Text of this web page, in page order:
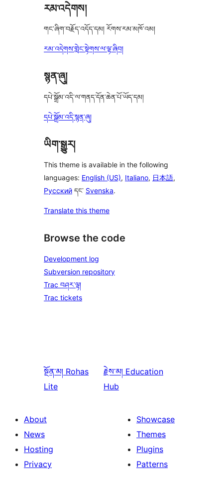
རམ་འདེགས།
གང་ཞིག་བརྗོད་འདོད་དམ། རོགས་རམ་མཁོ་འམ།
རམ་འདེགས་གླེང་སྟེགས་ལ་ལྟ་ཞིབ།
སྙན་ཞུ།
དཔེ་སྒྲོམ་འདི་ལ་གནད་དོན་ཆེན་པོ་ཡོད་དམ།
དཔེ་སྒྲོམ་འདི་སྙན་ཞུ།
ཡིག་སྒྱུར།
This theme is available in the following
languages: English (US), Italiano, 日本語,
Русский དང་ Svenska.
Translate this theme
Browse the code
Development log
Subversion repository
Trac བཤར་ལྟ།
Trac tickets
སྔོན་མ། Rohas
Lite
རྗེས་མ། Education
Hub
About
News
Hosting
Privacy
Showcase
Themes
Plugins
Patterns